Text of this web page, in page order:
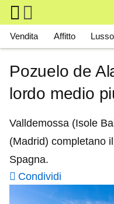
Skip to main content
Main navigation
Vendita Affitto Lusso
Pozuelo de
lordo medio
Valldemossa (Isole
(Madrid) completano
Spagna.
Condividi